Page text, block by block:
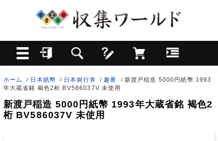
ホーム 日本紙幣 日本銀行券 趣番
新渡戸稲造 5000円紙幣 1993
年大蔵省銘 褐色2桁 BV586037V 未使用
新渡戸稲造 5000円紙幣 1993年大蔵省銘 褐色2
桁 BV586037V 未使用